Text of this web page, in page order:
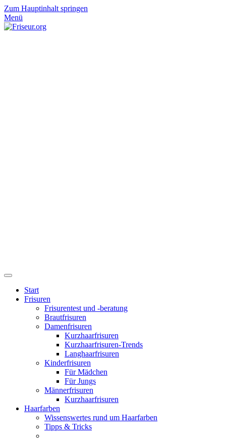
Zum Hauptinhalt springen
Menü
Start
Frisuren
Frisurentest und -beratung
Brautfrisuren
Damenfrisuren
Kurzhaarfrisuren
Kurzhaarfrisuren-Trends
Langhaarfrisuren
Kinderfrisuren
Für Mädchen
Für Jungs
Männerfrisuren
Kurzhaarfrisuren
Haarfarben
Wissenswertes rund um Haarfarben
Tipps & Tricks